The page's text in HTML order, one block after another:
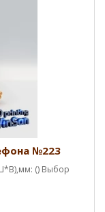
№223
() Выбор